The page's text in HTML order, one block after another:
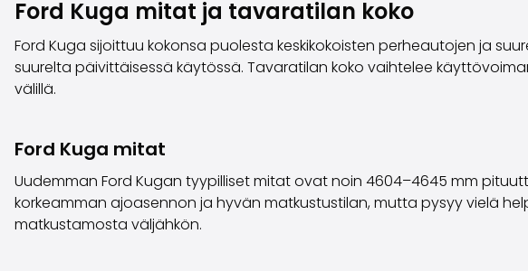
Ford Kuga mitat ja tavaratilan koko
Ford Kuga sijoittuu kokonsa puolesta keskikokoisten perheautojen ja
suurelta päivittäisessä käytössä. Tavaratilan koko vaihtelee
välillä.
Ford Kuga mitat
Uudemman Ford Kugan tyypilliset mitat ovat noin 4604–4645 mm
korkeamman ajoasennon ja hyvän matkustustilan, mutta pysyy vielä
matkustamosta väljähkön.